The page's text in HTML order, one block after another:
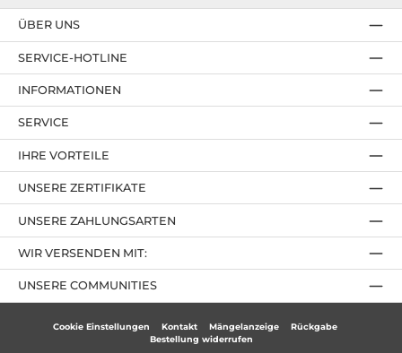
SERVICE-HOTLINE
IHRE VORTEILE
UNSERE ZAHLUNGSARTEN
ÜBER UNS
UNSERE ZERTIFIKATE
INFORMATIONEN
SERVICE
UNSERE COMMUNITIES
WIR VERSENDEN MIT:
Cookie Einstellungen Kontakt Mängelanzeige
Rückgabe
Bestellung widerrufen